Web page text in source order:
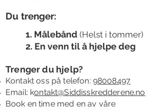
Du trenger:
1. Målebånd (Helst i tommer)
2. En venn til å hjelpe deg
Trenger du hjelp?
Kontakt oss på telefon: 98008497
Email: kontakt@Siddisskredderene.no
Book en timemed en av våre